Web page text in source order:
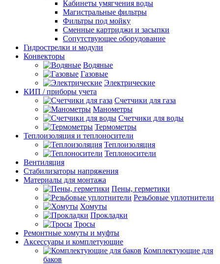
Кабинеты умягчения воды
Магистральные фильтры
Фильтры под мойку
Сменные картриджи и засыпки
Сопутствующее оборудование
Гидрострелки и модули
Конвекторы
Водяные
Газовые
Электрические
КИП / приборы учета
Счетчики для газа
Манометры
Счетчики для воды
Термометры
Теплоизоляция и теплоносители
Теплоизоляция
Теплоносители
Вентиляция
Стабилизаторы напряжения
Материалы для монтажа
Пены, герметики
Резьбовые уплотнители
Хомуты
Прокладки
Тросы
Ремонтные хомуты и муфты
Аксессуары и комплетующие
Комплектующие для
баков